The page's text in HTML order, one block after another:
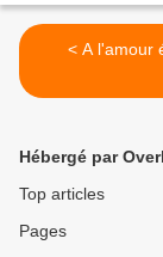
< A
Hébergé par
Top articles
Pages